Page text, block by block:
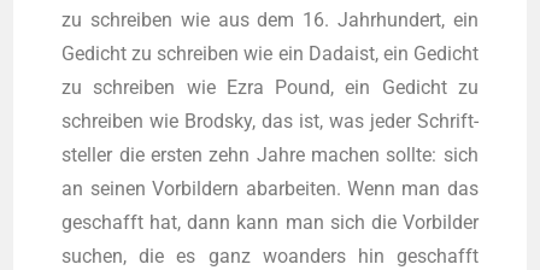
zu schrei­ben wie aus dem 16. Jahr­hun­dert, ein
Gedicht zu schrei­ben wie ein Dada­ist, ein Gedicht
zu schrei­ben wie Ezra Pound, ein Gedicht zu
schrei­ben wie Brod­sky, das ist, was jeder Schrift­
stel­ler die ers­ten zehn Jah­re machen soll­te: sich
an sei­nen Vor­bil­dern abar­bei­ten. Wenn man das
geschafft hat, dann kann man sich die Vor­bil­der
suchen, die es ganz woan­ders hin geschafft